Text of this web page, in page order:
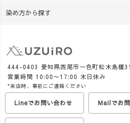
染め方から探す
444-0403 愛知県西尾市一色町松木島榎
営業時間 10:00〜17:00 木日休み
*来店時、事前にご連絡ください
Lineでお問い合わせ Mailでお